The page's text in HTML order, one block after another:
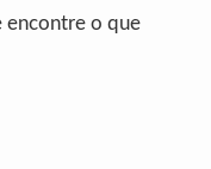
encontre o que